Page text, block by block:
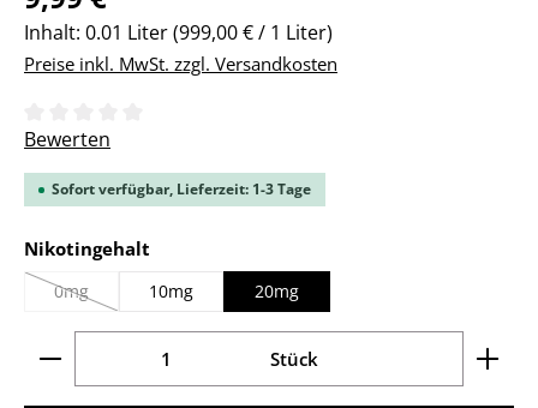
Inhalt: 0.01 Liter(999,00 € / 1 Liter)
Preise inkl. MwSt. zzgl. Versandkosten
Durchschnittliche Bewertung von 0 von 5 Sternen
Bewerten
Sofort verfügbar, Lieferzeit: 1-3 Tage
Nikotingehalt
0mg
(Diese Option ist zurzeit nicht verfügbar.)
10mg 20mg
Produkt Anzahl: Gib den gewünschten Wert ein
Stück